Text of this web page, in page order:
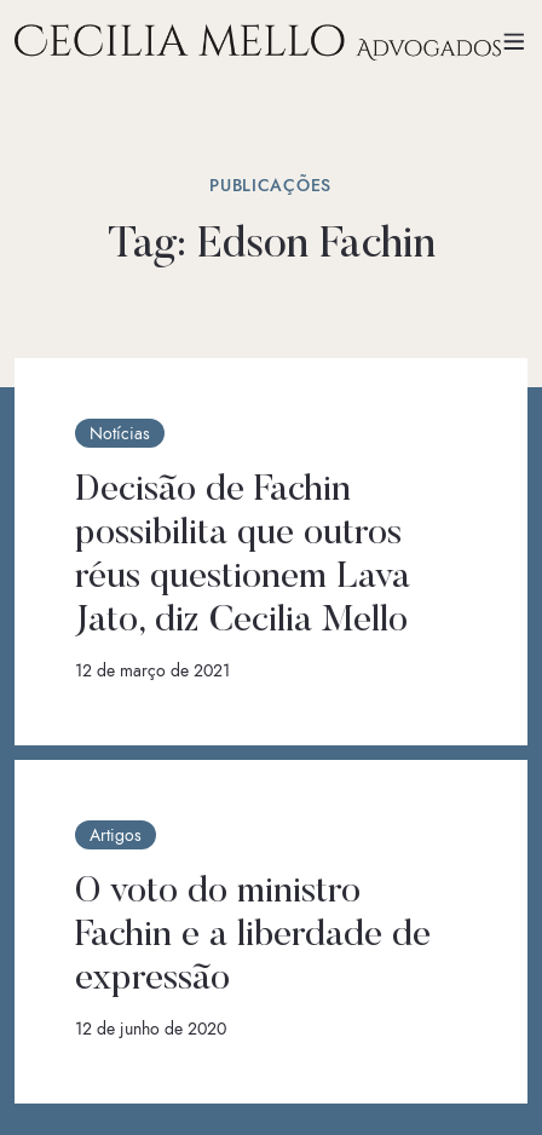
PUBLICAÇÕES
Tag: Edson Fachin
Notícias
Decisão de Fachin
possibilita que outros
réus questionem Lava
Jato, diz Cecilia Mello
12 de março de 2021
Artigos
O voto do ministro
Fachin e a liberdade de
expressão
12 de junho de 2020